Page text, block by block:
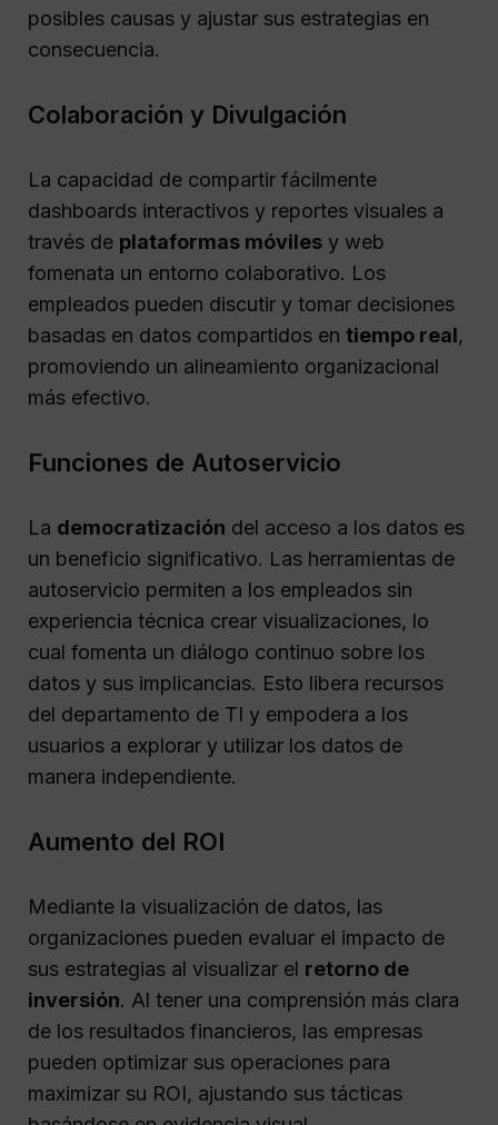
posibles causas y ajustar sus estrategias en
consecuencia.
Colaboración y Divulgación
La capacidad de compartir fácilmente
dashboards interactivos y reportes visuales a
través de plataformas móviles y web
fomenata un entorno colaborativo. Los
empleados pueden discutir y tomar decisiones
basadas en datos compartidos en tiempo real,
promoviendo un alineamiento organizacional
más efectivo.
Funciones de Autoservicio
La democratización del acceso a los datos es
un beneficio significativo. Las herramientas de
autoservicio permiten a los empleados sin
experiencia técnica crear visualizaciones, lo
cual fomenta un diálogo continuo sobre los
datos y sus implicancias. Esto libera recursos
del departamento de TI y empodera a los
usuarios a explorar y utilizar los datos de
manera independiente.
Aumento del ROI
Mediante la visualización de datos, las
organizaciones pueden evaluar el impacto de
sus estrategias al visualizar el retorno de
inversión. Al tener una comprensión más clara
de los resultados financieros, las empresas
pueden optimizar sus operaciones para
maximizar su ROI, ajustando sus tácticas